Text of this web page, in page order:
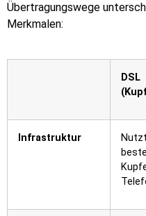
Übertragungswege
Merkmalen:
DSL
Infrastruktur
Nutzt